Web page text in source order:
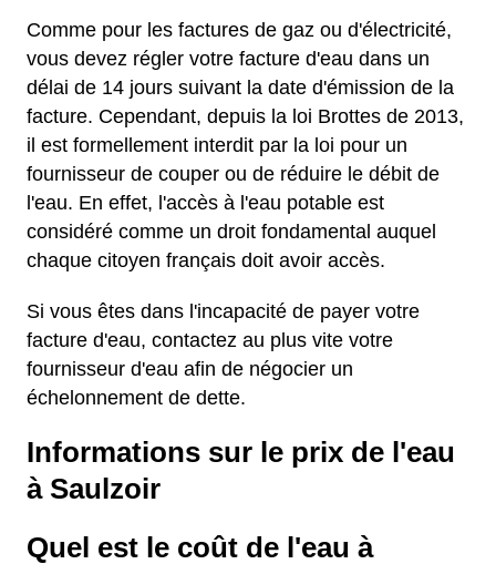
Comme pour les factures de gaz ou d'électricité,
vous devez régler votre facture d'eau dans un
délai de 14 jours suivant la date d'émission de la
facture. Cependant, depuis la loi Brottes de 2013,
il est formellement interdit par la loi pour un
fournisseur de couper ou de réduire le débit de
l'eau. En effet, l'accès à l'eau potable est
considéré comme un droit fondamental auquel
chaque citoyen français doit avoir accès.
Si vous êtes dans l'incapacité de payer votre
facture d'eau, contactez au plus vite votre
fournisseur d'eau afin de négocier un
échelonnement de dette.
Informations sur le prix de l'eau
à Saulzoir
Quel est le coût de l'eau à